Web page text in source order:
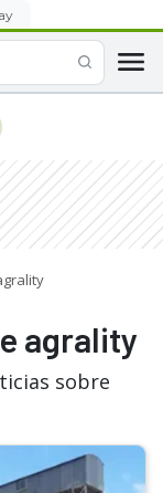
agrality
sobre